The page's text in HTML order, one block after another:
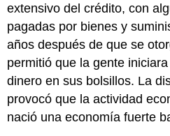
extensivo del crédito, con
pagadas por bienes y
años después de que se
permitió que la gente
dinero en sus bolsillos. La
provocó que la actividad
nació una economía fuerte